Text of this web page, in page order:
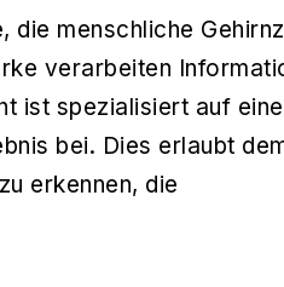
die menschliche
verarbeiten
ist spezialisiert auf
bei. Dies erlaubt
erkennen, die